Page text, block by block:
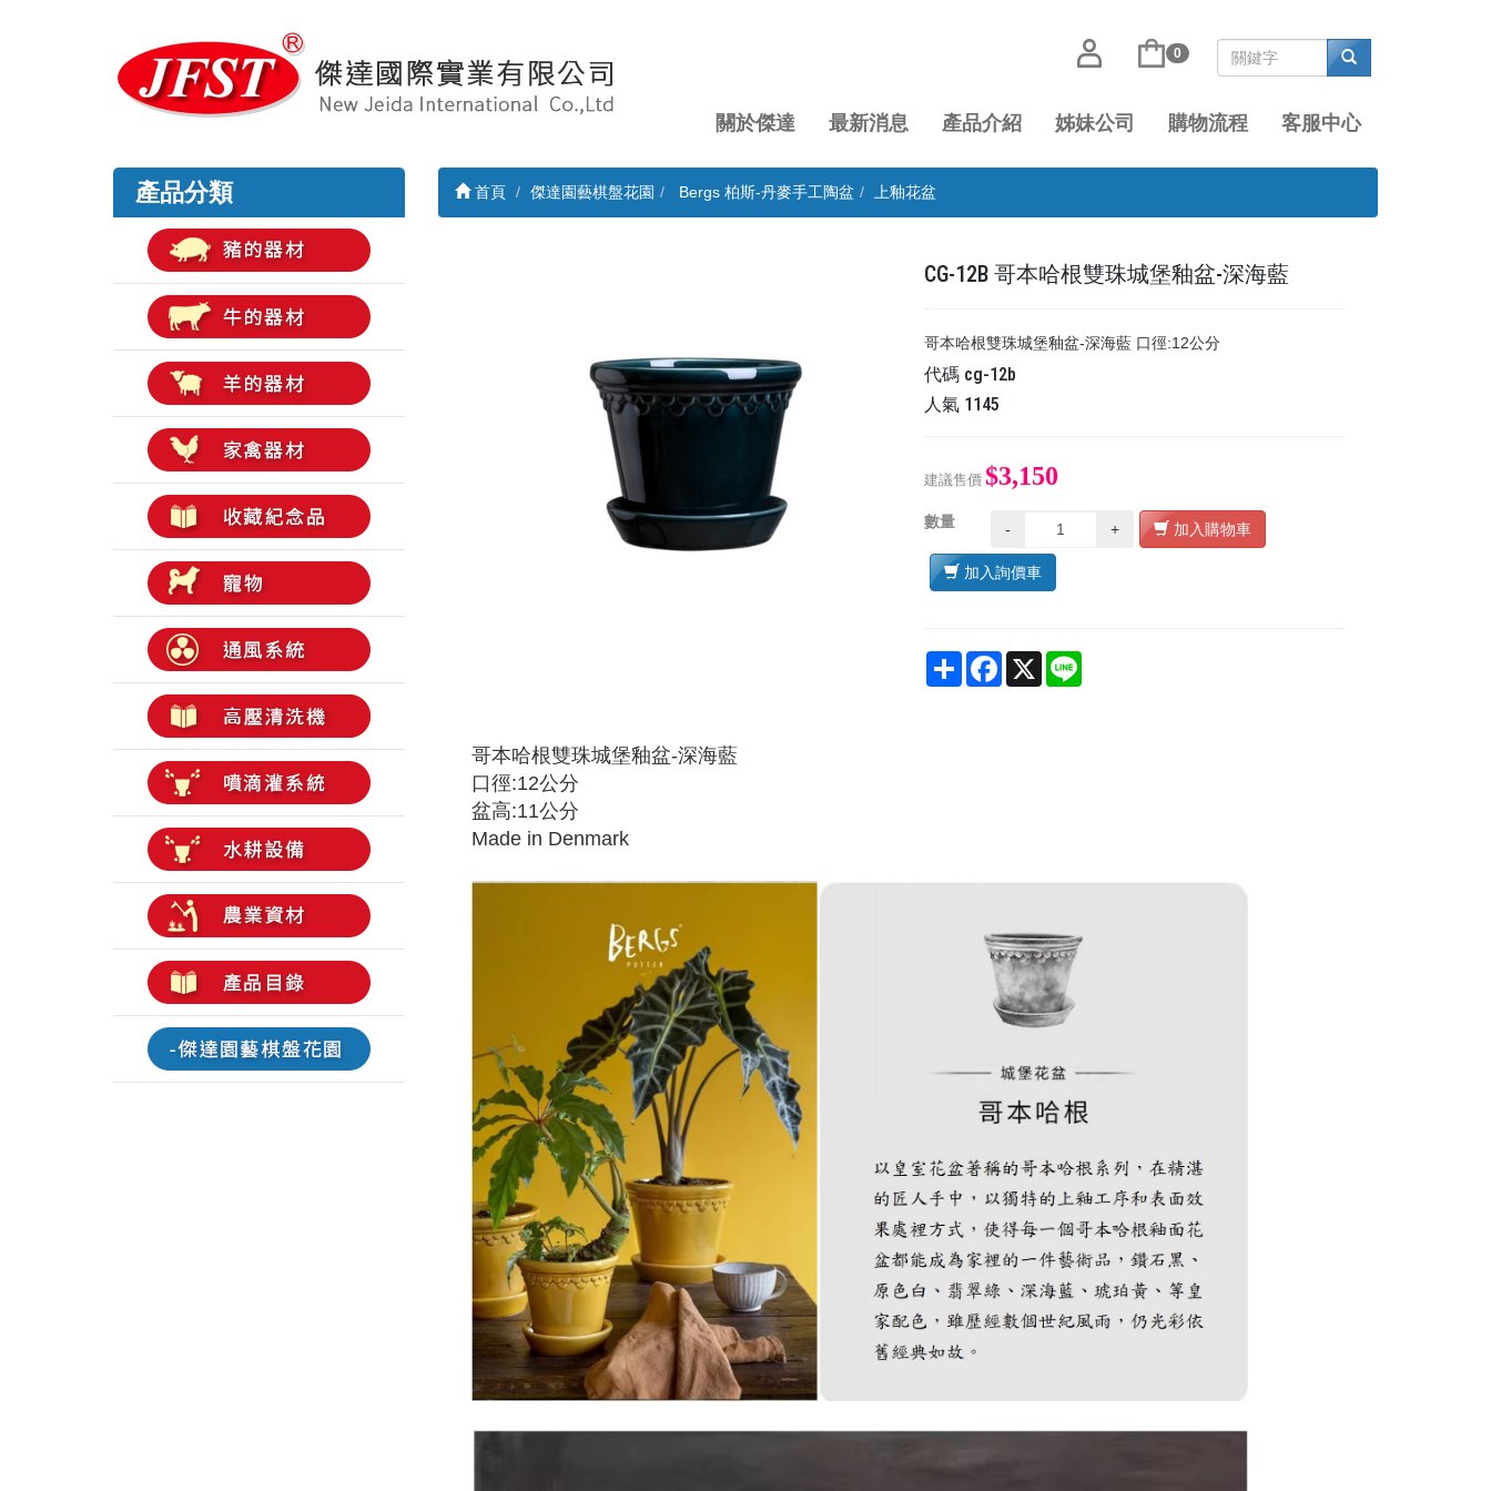
0
關於傑達 最新消息 產品介紹 姊妹公司 購物流程 客服中心
產品分類 首頁 傑達園藝棋盤花園 Bergs 柏斯-丹麥手工陶盆 上釉花盆
​​​​​​​CG-12B 哥本哈根雙珠城堡釉盆-深海藍
​​​​​​​哥本哈根雙珠城堡釉盆-深海藍 口徑:12公分
代碼 cg-12b
人氣 1145
建議售價 $3,150
數量 - + 加入購物車
加入詢價車
Share Facebook
X
哥本哈根雙珠城堡釉盆-深海藍
口徑:12公分
盆高:11公分
Made in Denmark